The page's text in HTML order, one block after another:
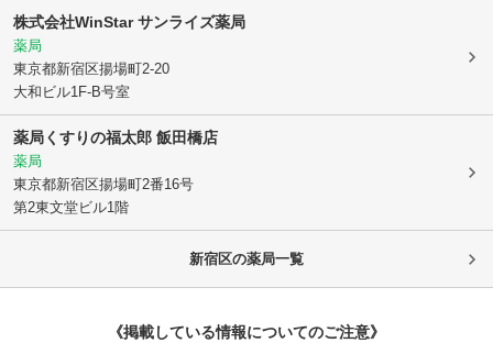
株式会社WinStar サンライズ薬局
薬局
東京都新宿区揚場町2-20
大和ビル1F-B号室
薬局くすりの福太郎 飯田橋店
薬局
東京都新宿区揚場町2番16号
第2東文堂ビル1階
新宿区の薬局一覧
《掲載している情報についてのご注意》